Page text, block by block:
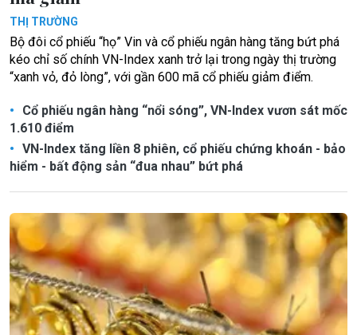
THỊ TRƯỜNG
Bộ đôi cổ phiếu “họ” Vin và cổ phiếu ngân hàng tăng bứt phá
kéo chỉ số chính VN-Index xanh trở lại trong ngày thị trường
“xanh vỏ, đỏ lòng”, với gần 600 mã cổ phiếu giảm điểm.
Cổ phiếu ngân hàng “nổi sóng”, VN-Index vươn sát mốc
1.610 điểm
VN-Index tăng liền 8 phiên, cổ phiếu chứng khoán - bảo
hiểm - bất động sản “đua nhau” bứt phá